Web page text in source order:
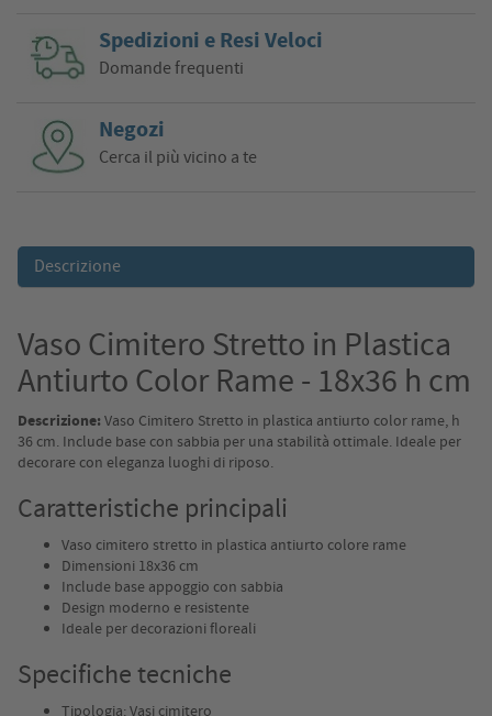
Spedizioni e Resi Veloci
Domande frequenti
Negozi
Cerca il più vicino a te
Descrizione
Vaso Cimitero Stretto in Plastica
Antiurto Color Rame - 18x36 h cm
Descrizione: Vaso Cimitero Stretto in plastica antiurto color rame, h
36 cm. Include base con sabbia per una stabilità ottimale. Ideale per
decorare con eleganza luoghi di riposo.
Caratteristiche principali
Vaso cimitero stretto in plastica antiurto colore rame
Dimensioni 18x36 cm
Include base appoggio con sabbia
Design moderno e resistente
Ideale per decorazioni floreali
Specifiche tecniche
Tipologia: Vasi cimitero